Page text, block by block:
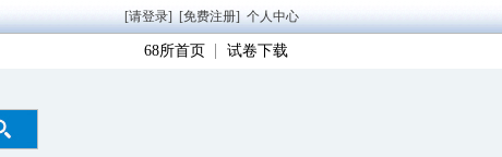
[请登录] [免费注册] 个人中心
试卷下载
68所首页